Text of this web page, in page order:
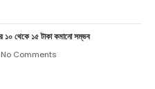
১০ থেকে ১৫ টাকা কমানো সম্ভব
No Comments